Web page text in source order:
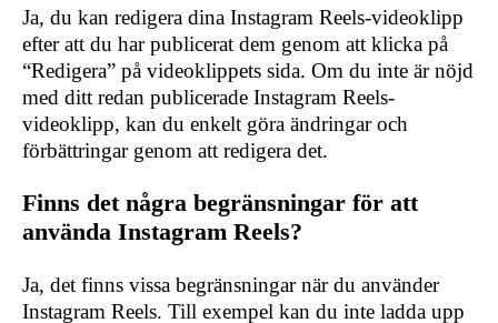
Ja, du kan redigera dina Instagram Reels-videoklipp
efter att du har publicerat dem genom att klicka på
“Redigera” på videoklippets sida. Om du inte är nöjd
med ditt redan publicerade Instagram Reels-
videoklipp, kan du enkelt göra ändringar och
förbättringar genom att redigera det.
Finns det några begränsningar för att
använda Instagram Reels?
Ja, det finns vissa begränsningar när du använder
Instagram Reels. Till exempel kan du inte ladda upp